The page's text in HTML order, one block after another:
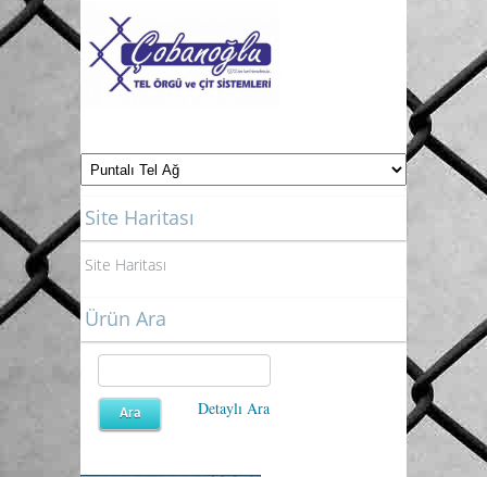
Site Haritası
Site Haritası
Ürün Ara
Detaylı Ara